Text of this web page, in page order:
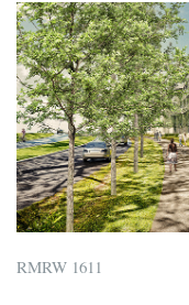
RMRW 1611